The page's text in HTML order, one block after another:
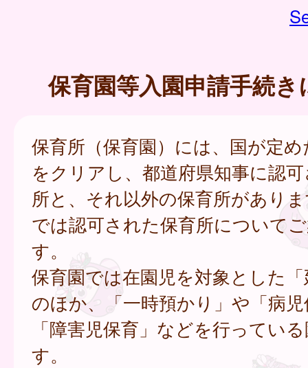
保育園等入園申請手続
保育所（保育園）には、国が定
をクリアし、都道府県知事に認
所と、それ以外の保育所があり
では認可された保育所について
す。
保育園では在園児を対象とした
のほか、「一時預かり」や「病
「障害児保育」などを行ってい
す。